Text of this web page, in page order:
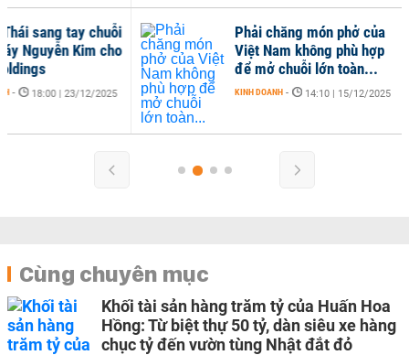
Phải chăng món phở của
Việt Nam không phù hợp
để mở chuỗi lớn toàn...
KINH DOANH - 14:10 | 15/12/2025
Cùng chuyên mục
Khối tài sản hàng trăm tỷ của Huấn Hoa
Hồng: Từ biệt thự 50 tỷ, dàn siêu xe hàng
chục tỷ đến vườn tùng Nhật đắt đỏ